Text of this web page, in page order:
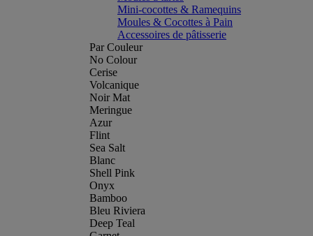
Mini-cocottes & Ramequins
Moules & Cocottes à Pain
Accessoires de pâtisserie
Par Couleur
No Colour
Cerise
Volcanique
Noir Mat
Meringue
Azur
Flint
Sea Salt
Blanc
Shell Pink
Onyx
Bamboo
Bleu Riviera
Deep Teal